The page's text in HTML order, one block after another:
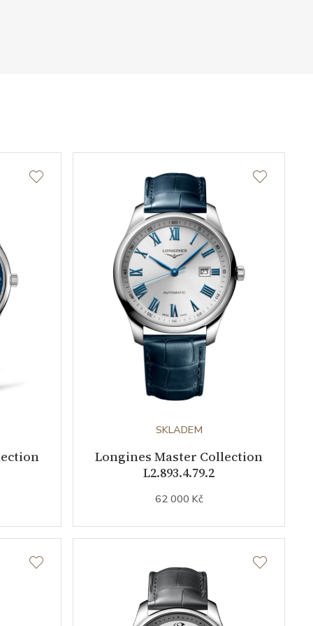
SKLADEM
Longines Master Collection
L2.893.4.79.2
62 000 Kč